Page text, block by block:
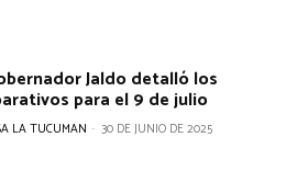
Jaldo detalló los
para el 9 de julio
LA TUCUMAN - 30 DE JUNIO DE 2025